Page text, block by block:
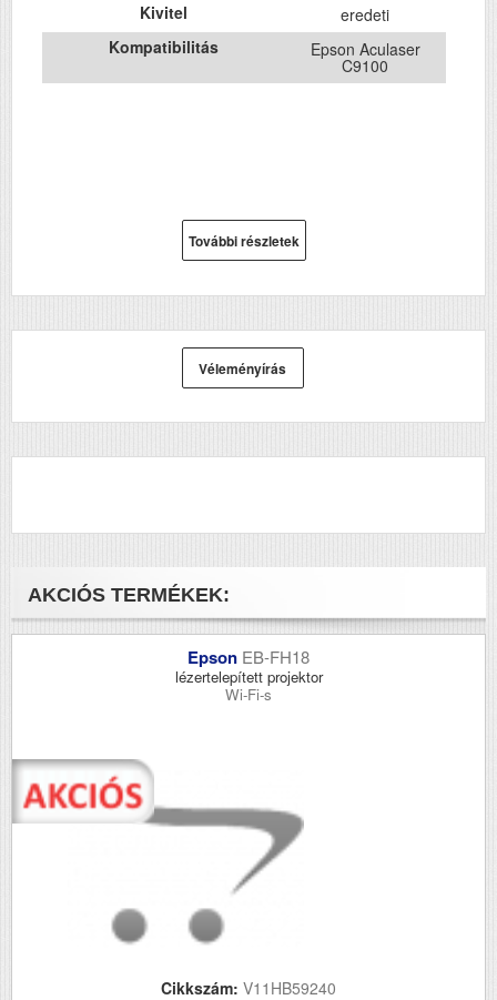
Kivitel
eredeti
Kompatibilitás
Epson Aculaser
C9100
További részletek
Véleményírás
AKCIÓS TERMÉKEK:
Epson EB-FH18
lézertelepített projektor
Wi-Fi-s
Cikkszám: V11HB59240